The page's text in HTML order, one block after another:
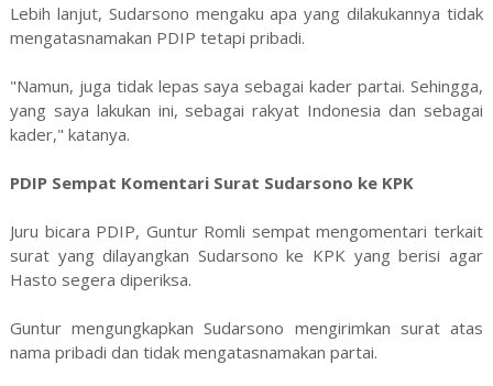
Lebih lanjut, Sudarsono mengaku apa yang dilakukannya tidak
mengatasnamakan PDIP tetapi pribadi.
"Namun, juga tidak lepas saya sebagai kader partai. Sehingga,
yang saya lakukan ini, sebagai rakyat Indonesia dan sebagai
kader," katanya.
PDIP Sempat Komentari Surat Sudarsono ke KPK
Juru bicara PDIP, Guntur Romli sempat mengomentari terkait
surat yang dilayangkan Sudarsono ke KPK yang berisi agar
Hasto segera diperiksa.
Guntur mengungkapkan Sudarsono mengirimkan surat atas
nama pribadi dan tidak mengatasnamakan partai.